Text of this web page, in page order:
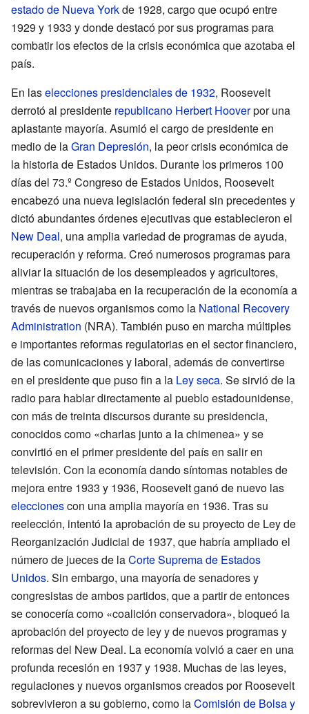
estado de Nueva Yorkde 1928, cargo que ocupó entre
1929 y 1933 y donde destacó por sus programas para
combatir los efectos de la crisis económica que azotaba el
país.
En laselecciones presidenciales de 1932, Roosevelt
derrotó al presidente republicano Herbert Hooverpor una
aplastante mayoría. Asumió el cargo de presidente en
medio de laGran Depresión, la peor crisis económica de
la historia de Estados Unidos. Durante los primeros 100
días del 73.º Congreso de Estados Unidos, Roosevelt
encabezó una nueva legislación federal sin precedentes y
dictó abundantes órdenes ejecutivas que establecieron el
New Deal, una amplia variedad de programas de ayuda,
recuperación y reforma. Creó numerosos programas para
aliviar la situación de los desempleados y agricultores,
mientras se trabajaba en la recuperación de la economía a
través de nuevos organismos como la National Recovery
Administration (NRA). También puso en marcha múltiples
e importantes reformas regulatorias en el sector financiero,
de las comunicaciones y laboral, además de convertirse
en el presidente que puso fin a la Ley seca. Se sirvió de la
radio para hablar directamente al pueblo estadounidense,
con más de treinta discursos durante su presidencia,
conocidos como «charlas junto a la chimenea» y se
convirtió en el primer presidente del país en salir en
televisión. Con la economía dando síntomas notables de
mejora entre 1933 y 1936, Roosevelt ganó de nuevo las
eleccionescon una amplia mayoría en 1936. Tras su
reelección, intentó la aprobación de su proyecto de Ley de
Reorganización Judicial de 1937, que habría ampliado el
número de jueces de laCorte Suprema de Estados
Unidos. Sin embargo, una mayoría de senadores y
congresistas de ambos partidos, que a partir de entonces
se conocería como «coalición conservadora», bloqueó la
aprobación del proyecto de ley y de nuevos programas y
reformas del New Deal. La economía volvió a caer en una
profunda recesión en 1937 y 1938. Muchas de las leyes,
regulaciones y nuevos organismos creados por Roosevelt
sobrevivieron a su gobierno, como laComisión de Bolsa y